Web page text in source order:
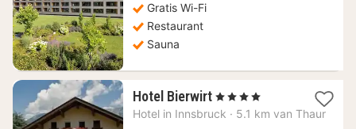
Gratis Wi-Fi
Restaurant
Sauna
Hotel Bierwirt 1
nacht
, 4 Sterren
Hotel in Innsbruck · 5.1 km van Thaur